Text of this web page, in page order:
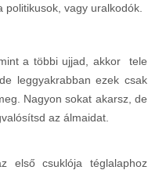
vagy uralkodók.
a többi ujjad, akkor tele
leggyakrabban ezek csak
Nagyon sokat akarsz, de
az álmaidat.
első csuklója téglalaphoz